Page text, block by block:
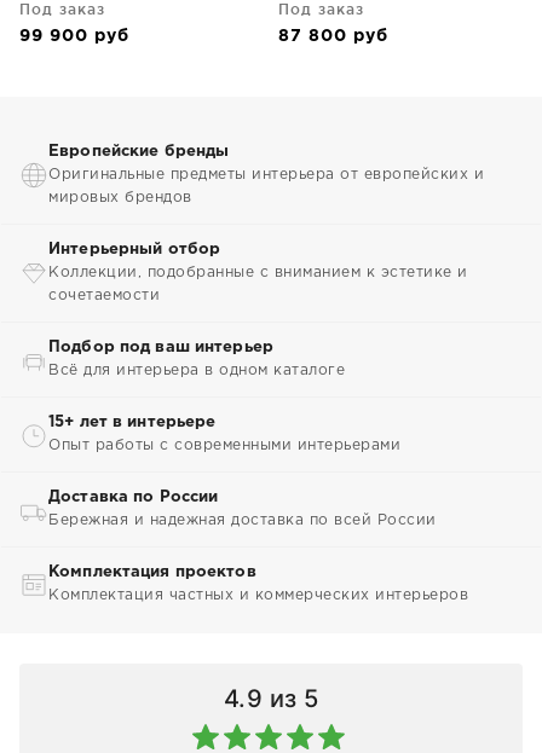
Под заказ
99 900 руб
Под заказ
87 800 руб
Европейские бренды
Оригинальные предметы интерьера от европейских и
мировых брендов
Интерьерный отбор
Коллекции, подобранные с вниманием к эстетике и
сочетаемости
Подбор под ваш интерьер
Всё для интерьера в одном каталоге
15+ лет в интерьере
Опыт работы с современными интерьерами
Доставка по России
Бережная и надежная доставка по всей России
Комплектация проектов
Комплектация частных и коммерческих интерьеров
4.9 из 5